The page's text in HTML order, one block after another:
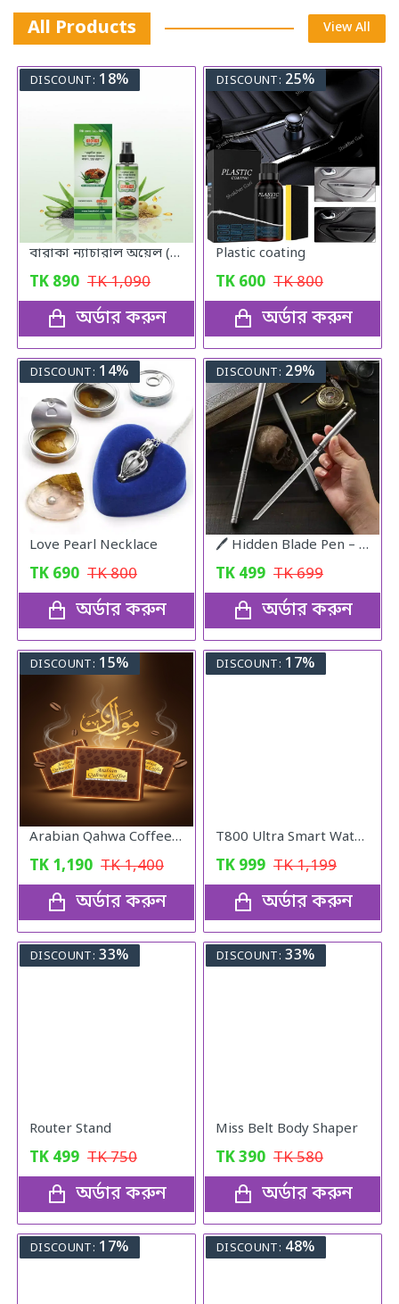
All Products View All
DISCOUNT: 18%
বারাকা ন্যাচারাল অয়েল (Baraka Natural oil) – 120 মিলি
TK 890 TK1,090
অর্ডার করুন
DISCOUNT: 25%
Plastic coating
TK 600 TK800
অর্ডার করুন
DISCOUNT: 14%
Love Pearl Necklace
TK 690 TK800
অর্ডার করুন
DISCOUNT: 29%
🖊️ Hidden Blade Pen – Self Defense Tactical Tool
TK 499 TK699
অর্ডার করুন
DISCOUNT: 15%
Arabian Qahwa Coffee – অরিজিনাল আরবীয় কফি
TK 1,190 TK1,400
অর্ডার করুন
DISCOUNT: 17%
T800 Ultra Smart Watch (Orange)
TK 999 TK1,199
অর্ডার করুন
DISCOUNT: 33%
Router Stand
TK 499 TK750
অর্ডার করুন
DISCOUNT: 33%
Miss Belt Body Shaper
TK390 TK580
অর্ডার করুন
DISCOUNT: 17% DISCOUNT: 48%